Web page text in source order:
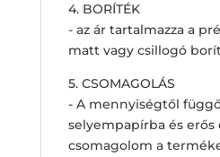
4. BORÍTÉK
- az ár tartalmazza a
matt vagy csillogó
5. CSOMAGOLÁS
- A mennyiségtől
selyempapírba és erős
csomagolom a